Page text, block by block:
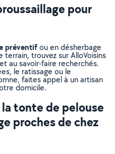
pour
préventifou en désherbage
trouvez sur AlloVoisins
au savoir-faire recherchés.
le ratissage ou le
faites appel à un artisan
domicile.
tonte de pelouse
proches de chez